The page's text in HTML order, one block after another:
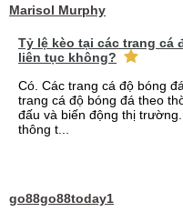
Marisol Murphy
Tỷ lệ kèo tại các trang cá
liên tục không?
Có. Các trang cá độ bóng
trang cá độ bóng đá theo
đấu và biến động thị
thông t...
go88go88today1